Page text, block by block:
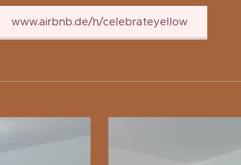
www.airbnb.de/h/celebrateyellow